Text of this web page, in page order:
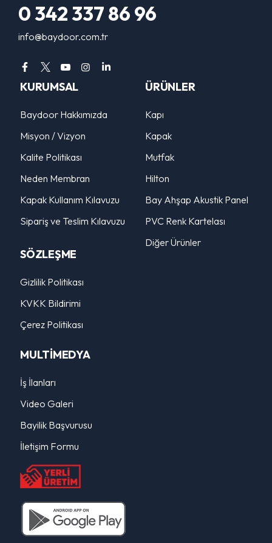
0 342 337 86 96
info@baydoor.com.tr
KURUMSAL
Baydoor Hakkımızda
Misyon / Vizyon
Kalite Politikası
Neden Membran
Kapak Kullanım Kılavuzu
Sipariş ve Teslim Kılavuzu
SÖZLEŞME
Gizlilik Politikası
KVKK Bildirimi
Çerez Politikası
ÜRÜNLER
Kapı
Kapak
Mutfak
Hilton
Bay Ahşap Akustik Panel
PVC Renk Kartelası
Diğer Ürünler
MULTİMEDYA
İş İlanları
Video Galeri
Bayilik Başvurusu
İletişim Formu